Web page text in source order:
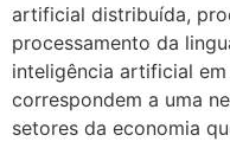
artificial distribuída,
processamento da
inteligência artificial
correspondem a uma
setores da economia